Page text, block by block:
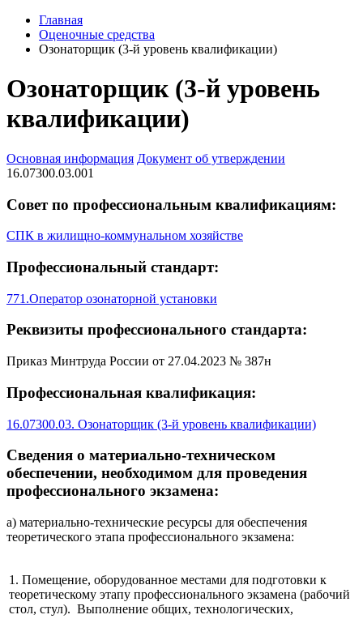
Главная
Оценочные средства
Озонаторщик (3-й уровень квалификации)
Озонаторщик (3-й уровень
квалификации)
Основная информация Документ об утверждении
16.07300.03.001
Совет по профессиональным квалификациям:
СПК в жилищно-коммунальном хозяйстве
Профессиональный стандарт:
771.Оператор озонаторной установки
Реквизиты профессионального стандарта:
Приказ Минтруда России от 27.04.2023 № 387н
Профессиональная квалификация:
16.07300.03. Озонаторщик (3-й уровень квалификации)
Сведения о материально-техническом
обеспечении, необходимом для проведения
профессионального экзамена:
а) материально-технические ресурсы для обеспечения
теоретического этапа профессионального экзамена:
1. Помещение, оборудованное местами для подготовки к
теоретическому этапу профессионального экзамена (рабочий
стол, стул). Выполнение общих, технологических,